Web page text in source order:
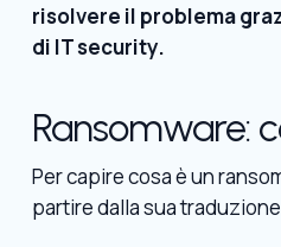
risolvere il problema
di IT security.
Ransomware:
Per capire cosa è un
partire dalla sua